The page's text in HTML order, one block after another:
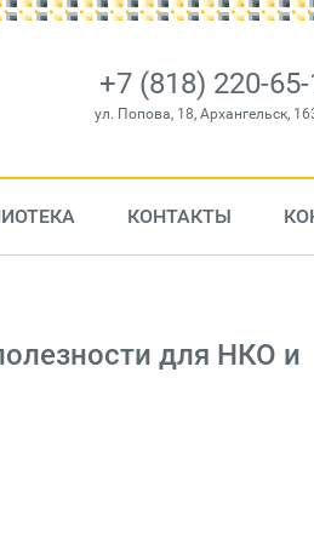
+7 (818) 220-
ул. Попова, 18, Архангельск,
КОНТАКТЫ
для НКО и